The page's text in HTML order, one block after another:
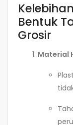
Bentuk
Grosir
Material